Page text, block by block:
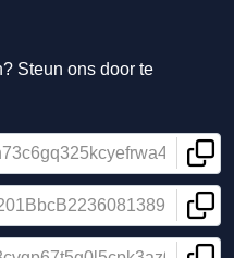
Steun ons door te